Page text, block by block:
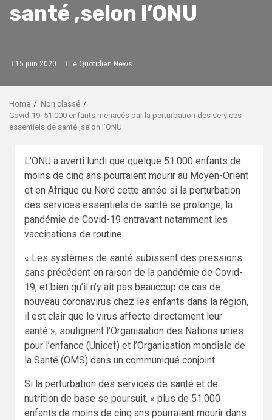
santé ,selon l’ONU
15 juin 2020 Le Quotidien News
Home
Non classé
Covid-19: 51.000 enfants menacés par la perturbation des services
essentiels de santé ,selon l’ONU
L’ONU a averti lundi que quelque 51.000 enfants de
moins de cinq ans pourraient mourir au Moyen-Orient
et en Afrique du Nord cette année si la perturbation
des services essentiels de santé se prolonge, la
pandémie de Covid-19 entravant notamment les
vaccinations de routine.
« Les systèmes de santé subissent des pressions
sans précédent en raison de la pandémie de Covid-
19, et bien qu’il n’y ait pas beaucoup de cas de
nouveau coronavirus chez les enfants dans la région,
il est clair que le virus affecte directement leur
santé », soulignent l’Organisation des Nations unies
pour l’enfance (Unicef) et l’Organisation mondiale de
la Santé (OMS) dans un communiqué conjoint.
Si la perturbation des services de santé et de
nutrition de base se poursuit, « plus de 51.000
enfants de moins de cinq ans pourraient mourir dans